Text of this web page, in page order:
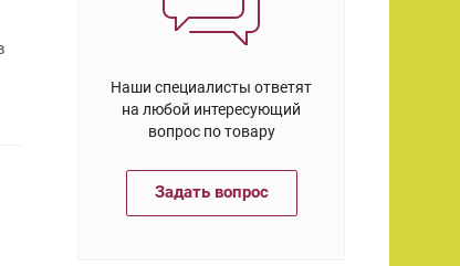
Наши специалисты ответят
на любой интересующий
вопрос по товару
Задать вопрос